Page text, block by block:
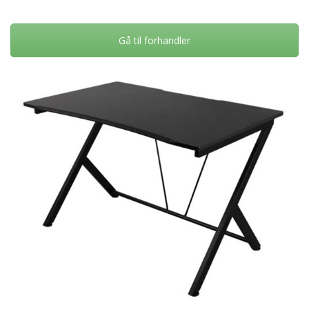
Gå til forhandler